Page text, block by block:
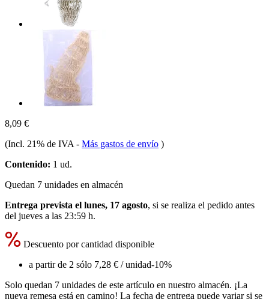
8,09 €
(Incl. 21% de IVA - Más gastos de envío )
Contenido: 1 ud.
Quedan 7 unidades en almacén
Entrega prevista el lunes, 17 agosto, si se realiza el pedido antes
del jueves a las 23:59 h.
Descuento por cantidad disponible
a partir de 2 sólo 7,28 € / unidad-10%
Solo quedan 7 unidades de este artículo en nuestro almacén. ¡La
nueva remesa está en camino! La fecha de entrega puede variar si se